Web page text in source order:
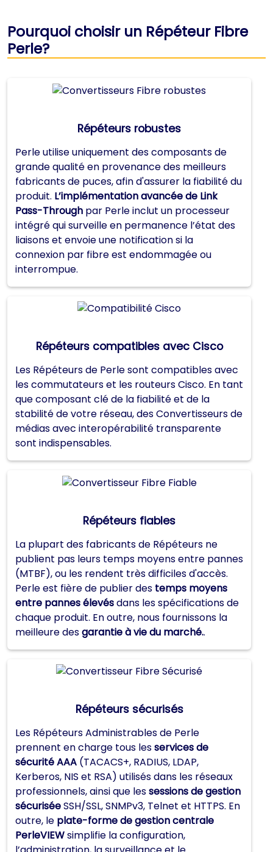
Pourquoi choisir un Répéteur Fibre
Perle?
Répéteurs robustes
Perle utilise uniquement des composants de
grande qualitéen provenance des meilleurs
fabricants de puces, afin d'assurer la fiabilité du
produit. L’implémentation avancée de Link
Pass-Through par Perle inclut un processeur
intégré qui surveille en permanence l’état des
liaisons et envoie une notification si la
connexion par fibre est endommagée ou
interrompue.
Répéteurs compatibles avec Cisco
Les Répéteurs de Perle sont compatibles avec
les commutateurs et les routeurs Cisco. En tant
que composant clé de la fiabilité et de la
stabilité de votre réseau, des Convertisseurs de
médias avec interopérabilité transparente
sont indispensables.
Répéteurs fiables
La plupart des fabricants de Répéteurs ne
publient pas leurs temps moyens entre pannes
(MTBF), ou les rendent très difficiles d'accès.
Perle est fière de publier des temps moyens
entre pannes élevésdans les spécifications de
chaque produit. En outre, nous fournissons la
meilleure desgarantie à vie du marché..
Répéteurs sécurisés
Les Répéteurs Administrables de Perle
prennent en charge tous lesservices de
sécurité AAA (TACACS+, RADIUS, LDAP,
Kerberos, NIS et RSA) utilisés dans les réseaux
professionnels, ainsi que lessessions de gestion
sécuriséeSSH/SSL, SNMPv3, Telnet et HTTPS. En
outre, le plate-forme de gestion centrale
PerleVIEWsimplifie la configuration,